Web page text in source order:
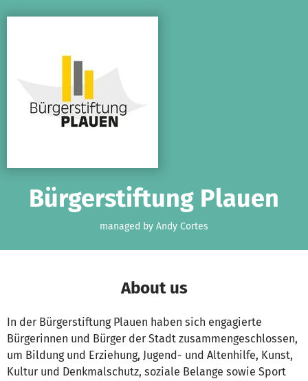
Bürgerstiftung Plauen
managed by Andy Cortes
About us
In der Bürgerstiftung Plauen haben sich engagierte
Bürgerinnen und Bürger der Stadt zusammengeschlossen,
um Bildung und Erziehung, Jugend- und Altenhilfe, Kunst,
Kultur und Denkmalschutz, soziale Belange sowie Sport